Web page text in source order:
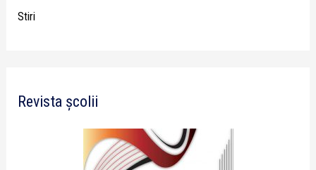
Stiri
Revista școlii